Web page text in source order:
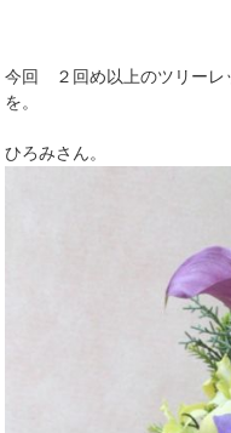
今回 ２回め以上のツリー
を。
ひろみさん。